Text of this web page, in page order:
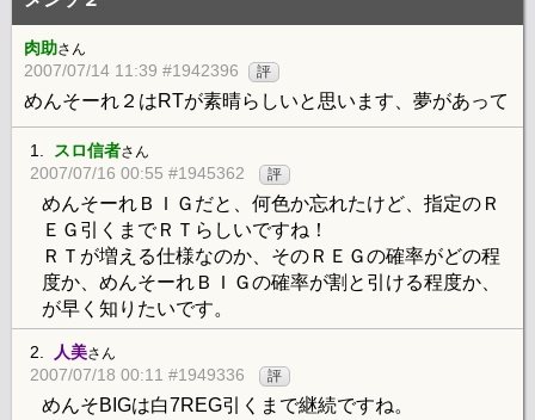
肉助さん
2007/07/14 11:39 #1942396 評
めんそーれ２はRTが素晴らしいと思います、夢があって
1. スロ信者さん
2007/07/16 00:55 #1945362 評
めんそーれＢＩＧだと、何色か忘れたけど、指定のＲ
ＥＧ引くまでＲＴらしいですね！
ＲＴが増える仕様なのか、そのＲＥＧの確率がどの程
度か、めんそーれＢＩＧの確率が割と引ける程度か、
が早く知りたいです。
2. 人美さん
2007/07/18 00:11 #1949336 評
めんそBIGは白7REG引くまで継続ですね。